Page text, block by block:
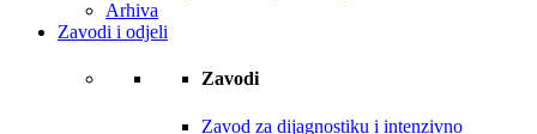
Arhiva
Zavodi i odjeli
Zavodi
Zavod za dijagnostiku i intenzivno